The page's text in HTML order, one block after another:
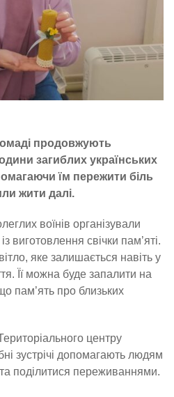
продовжують
загиблих українських
їм пережити біль
жити далі.
воїнів організували
із виготовлення свічки пам’яті.
яке залишається навіть у
Її можна буде запалити на
пам’ять про близьких
центру
зустрічі допомагають людям
поділитися переживаннями.